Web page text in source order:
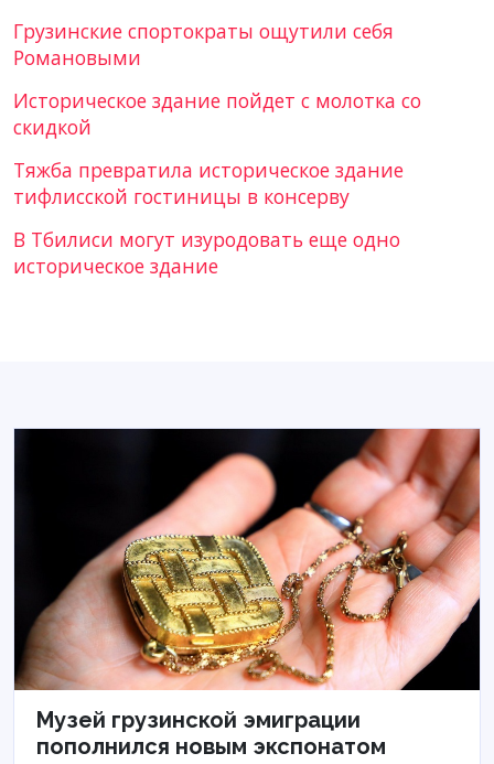
Грузинские спортократы ощутили себя
Романовыми
Историческое здание пойдет с молотка со
скидкой
Тяжба превратила историческое здание
тифлисской гостиницы в консерву
В Тбилиси могут изуродовать еще одно
историческое здание
Музей грузинской эмиграции
пополнился новым экспонатом